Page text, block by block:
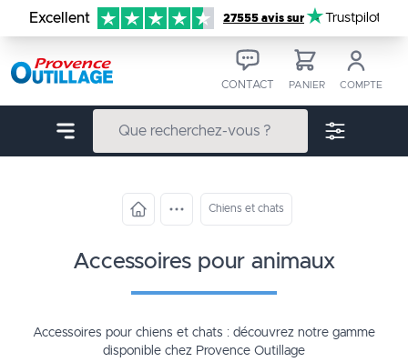
Aller au contenu
Excellent 27555 avis sur Trustpilot
CONTACT PANIER COMPTE
Chiens et chats
accessoires pour animaux
Accessoires pour chiens et chats : découvrez notre gamme
disponible chez Provence Outillage